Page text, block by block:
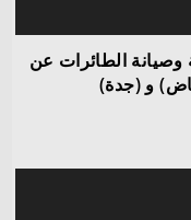
وصيانة الطائرات عن